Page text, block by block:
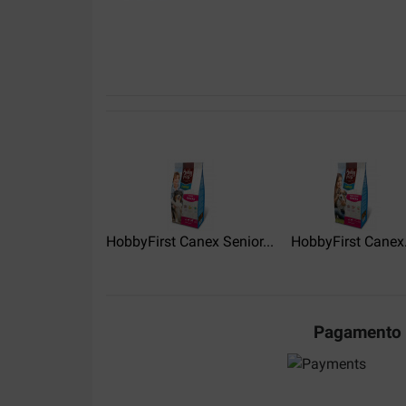
Snelle levering en een goede brok. Mijn hond is
heeft hij graag
Translate to English
Qualità:
HobbyFirst Canex Senior... HobbyFirst
Pagamento